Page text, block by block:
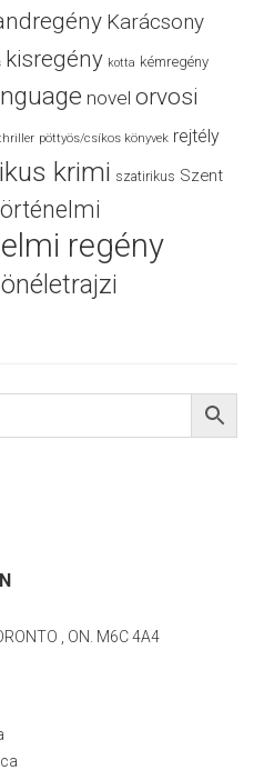
Karácsony
kisregény kotta kémregény
novel orvosi
pöttyös/csíkos könyvek rejtély
krimi szatirikus Szent
regény
önéletrajzi
, ON. M6C 4A4